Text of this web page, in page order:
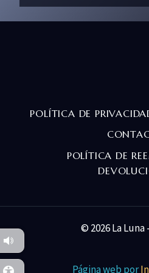
POLÍTICA DE
POLÍTICA DE
© 2026 La Luna
Página web por